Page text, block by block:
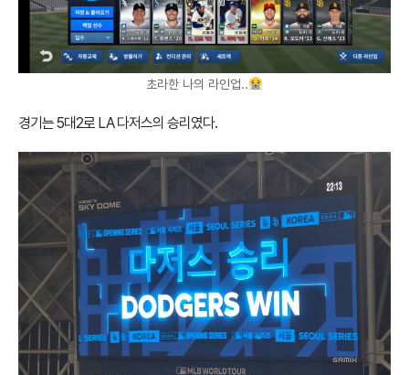
초라한 나의 라인업..
경기는 5대2로 LA 다저스의 승리였다.